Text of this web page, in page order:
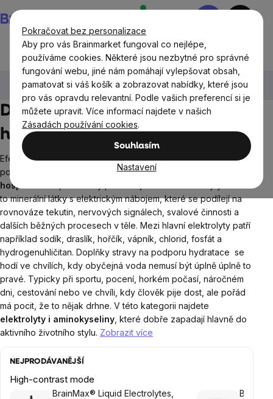
Pokračovat bez personalizace
Aby pro vás Brainmarket fungoval co nejlépe,
používáme cookies. Některé jsou nezbytné pro správné
fungování webu, jiné nám pomáhají vylepšovat obsah,
pamatovat si váš košík a zobrazovat nabídky, které jsou
pro vás opravdu relevantní. Podle vašich preferencí si je
můžete upravit. Více informací najdete v našich
Zásadách používání cookies.
Souhlasím
Nastavení
na
obsah
Nákupní
BrainMax® BrainMax® doplňky stravy
Cíle
Hydratace
Doplňky stravy na podporu
hydratace BrainMax
Efektvní hydratace není jen o tom, že do sebe najednou
pošlete litr vody. Tělo s vodoupotřebuje také dobře
hospodařit
to minerální látky s elektrickým nábojem, které se podílejí na
rovnováze tekutin, nervových signálech, svalové činnosti a
dalších běžných procesech v těle. Mezi hlavní elektrolyty patří
například sodík, draslík, hořčík, vápník, chlorid, fosfát a
hydrogenuhličitan. Doplňky stravy na podporu hydratace se
hodí ve chvílích, kdy obyčejná voda nemusí být úplně úplně to
pravé. Typicky při sportu, pocení, horkém počasí, náročném
dni, cestování nebo ve chvíli, kdy člověk pije dost, ale pořád
má pocit, že to nějak drhne. V této kategorii najdete
elektrolyty i aminokyseliny , které dobře zapadají hlavně do
aktivního životního stylu. Zobrazit více
NEJPRODÁVANĚJŠÍ
High-contrast mode
BrainMax® Liquid Electrolytes,